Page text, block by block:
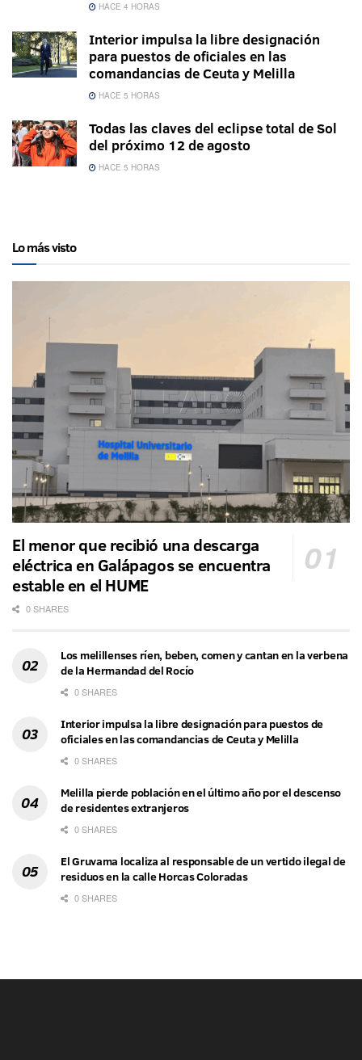
HACE 4 HORAS
Interior impulsa la libre designación
para puestos de oficiales en las
comandancias de Ceuta y Melilla
HACE 5 HORAS
Todas las claves del eclipse total de Sol
del próximo 12 de agosto
HACE 5 HORAS
Lo más visto
El menor que recibió una descarga
eléctrica en Galápagos se encuentra
estable en el HUME
0 SHARES
Los melillenses ríen, beben, comen y cantan en la verbena
de la Hermandad del Rocío
0 SHARES
Interior impulsa la libre designación para puestos de
oficiales en las comandancias de Ceuta y Melilla
0 SHARES
Melilla pierde población en el último año por el descenso
de residentes extranjeros
0 SHARES
El Gruvama localiza al responsable de un vertido ilegal de
residuos en la calle Horcas Coloradas
0 SHARES